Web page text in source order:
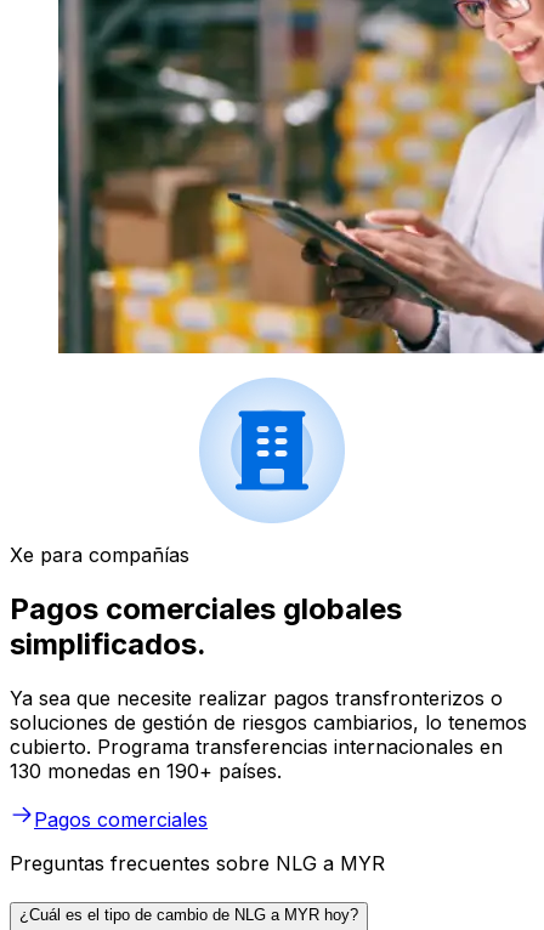
Xe para compañías
Pagos comerciales globales
simplificados.
Ya sea que necesite realizar pagos transfronterizos o
soluciones de gestión de riesgos cambiarios, lo tenemos
cubierto. Programa transferencias internacionales en
130 monedas en 190+ países.
Pagos comerciales
Preguntas frecuentes sobre NLG a MYR
¿Cuál es el tipo de cambio de NLG a MYR hoy?